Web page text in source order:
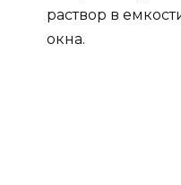
раствор в
окна.